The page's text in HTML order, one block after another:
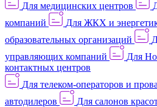
Для медицинских центров
компаний
Для ЖКХ и
образовательных организаций
управляющих компаний
Для
контактных центров
Для телеком-операторов и
автодилеров
Для салонов